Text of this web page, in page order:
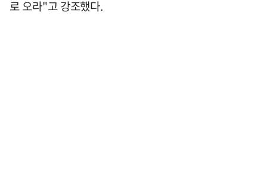
로 오라"고 강조했다.